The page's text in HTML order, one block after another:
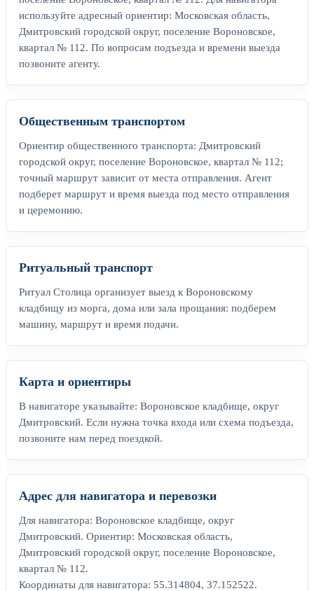
используйте адресный ориентир: Московская область,
Дмитровский городской округ, поселение Вороновское,
квартал № 112. По вопросам подъезда и времени выезда
позвоните агенту.
Общественным транспортом
Ориентир общественного транспорта: Дмитровский
городской округ, поселение Вороновское, квартал № 112;
точный маршрут зависит от места отправления. Агент
подберет маршрут и время выезда под место отправления
и церемонию.
Ритуальный транспорт
Ритуал Столица организует выезд к Вороновскому
кладбищу из морга, дома или зала прощания: подберем
машину, маршрут и время подачи.
Карта и ориентиры
В навигаторе указывайте: Вороновское кладбище, округ
Дмитровский. Если нужна точка входа или схема подъезда,
позвоните нам перед поездкой.
Адрес для навигатора и перевозки
Для навигатора: Вороновское кладбище, округ
Дмитровский. Ориентир: Московская область,
Дмитровский городской округ, поселение Вороновское,
квартал № 112.
Координаты для навигатора: 55.314804, 37.152522.